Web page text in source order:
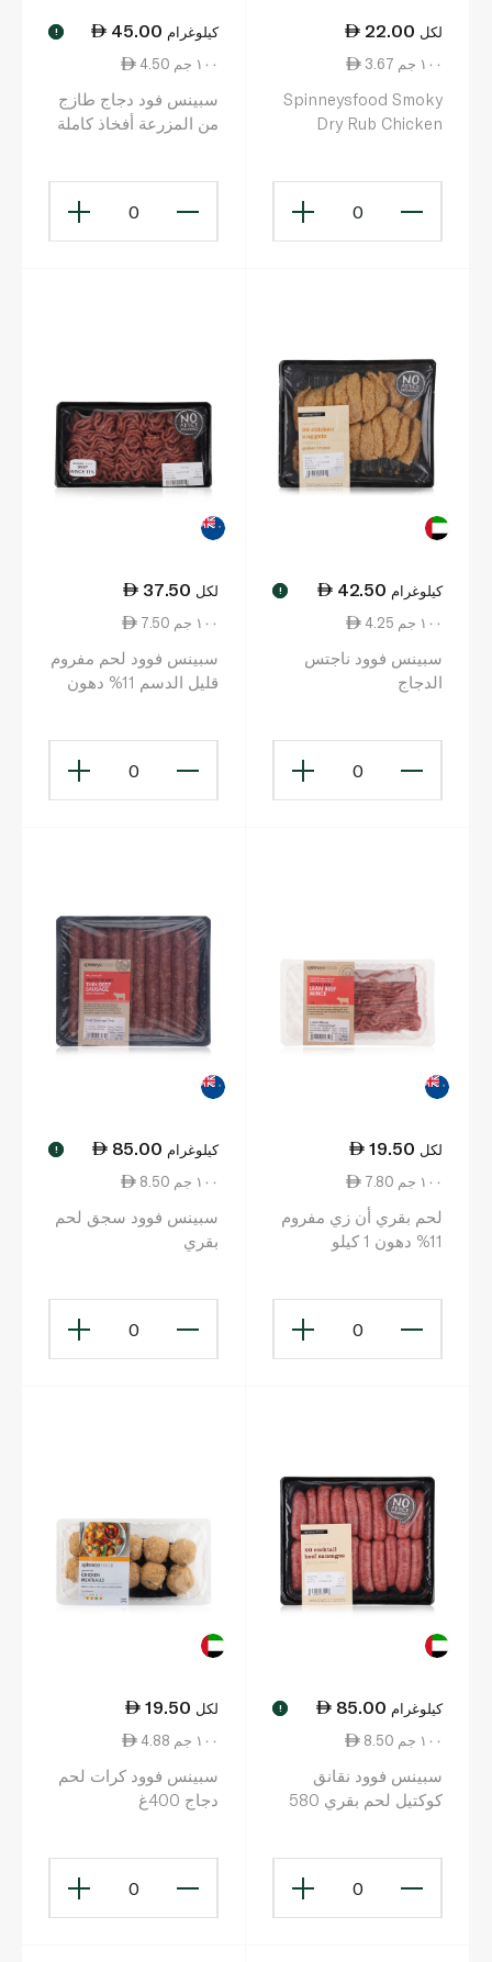
22.00 لكل
3.67 ١٠٠ جم
Spinneysfood Smoky
Dry Rub Chicken
0
45.00 كيلوغرام !
4.50 ١٠٠ جم
سبينس فود دجاج طازج
من المزرعة أفخاذ كاملة
0
42.50 كيلوغرام !
4.25 ١٠٠ جم
سبينس فوود ناجتس
الدجاج
0
37.50 لكل
7.50 ١٠٠ جم
سبينس فوود لحم مفروم
قليل الدسم 11% دهون
0
19.50 لكل
7.80 ١٠٠ جم
لحم بقري أن زي مفروم
11% دهون 1 كيلو
0
85.00 كيلوغرام !
8.50 ١٠٠ جم
سبينس فوود سجق لحم
بقري
0
85.00 كيلوغرام !
8.50 ١٠٠ جم
سبينس فوود نقانق
كوكتيل لحم بقري 580
0
19.50 لكل
4.88 ١٠٠ جم
سبينس فوود كرات لحم
دجاج 400غ
0